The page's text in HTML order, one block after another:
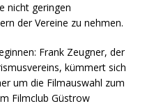
nicht geringen
der Vereine zu nehmen.
Frank Zeugner, der
kümmert sich
um die Filmauswahl zum
Filmclub Güstrow